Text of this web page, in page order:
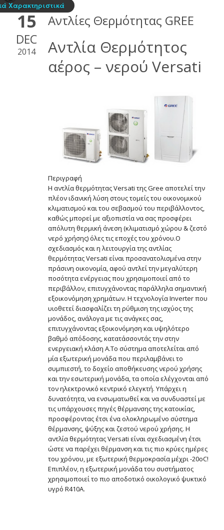
15
DEC
2014
Αντλίες Θερμότητας GREE
Αντλία Θερμότητος
αέρος – νερού Versati
Περιγραφή
Η αντλία θερµότητας Versati της Gree αποτελεί την
πλέον ιδανική λύση στους τομείς του οικονομικού
κλιματισμού και του σεβασμού του περιβάλλοντος,
καθώς μπορεί µε αξιοπιστία να σας προσφέρει
απόλυτη θερµική άνεση (κλιµατισµό χώρου & ζεστό
νερό χρήσης) όλες τις εποχές του χρόνου.Ο
σχεδιασμός και η λειτουργία της αντλίας
θερμότητας Versati είναι προσανατολισμένα στην
πράσινη οικονομία, αφού αντλεί την μεγαλύτερη
ποσότητα ενέργειας που χρησιμοποιεί από το
περιβάλλον, επιτυγχάνοντας παράλληλα σημαντική
εξοικονόμηση χρημάτων. Η τεχνολογία Inverter που
υιοθετεί διασφαλίζει τη ρύθμιση της ισχύος της
μονάδος, ανάλογα με τις ανάγκες σας,
επιτυγχάνοντας εξοικονόμηση και υψηλότερο
βαθμό απόδοσης, κατατάσσοντάς την στην
ενεργειακή κλάση Α.Το σύστημα αποτελείται από
μία εξωτερική μονάδα που περιλαμβάνει το
συμπιεστή, το δοχείο αποθήκευσης νερού χρήσης
και την εσωτερική μονάδα, τα οποία ελέγχονται από
τον ηλεκτρονικό κεντρικό ελεγκτή. Υπάρχει η
δυνατότητα, να ενσωματωθεί και να συνδυαστεί με
τις υπάρχουσες πηγές θέρμανσης της κατοικίας,
προσφέροντας έτσι ένα ολοκληρωμένο σύστημα
θέρμανσης, ψύξης και ζεστού νερού χρήσης. Η
αντλία θερμότητας Versati είναι σχεδιασμένη έτσι
ώστε να παρέχει θέρμανση και τις πιο κρύες ημέρες
του χρόνου, με εξωτερική θερμοκρασία μέχρι -20οC!
Επιπλέον, η εξωτερική μονάδα του συστήματος
χρησιμοποιεί το πιο αποδοτικό οικολογικό ψυκτικό
υγρό R410A.
Χαρακτηριστικά